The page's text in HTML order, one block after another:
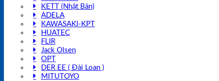
KETT (Nhật Bản)
ADELA
KAWASAKI-KPT
HUATEC
FLIR
Jack Olsen
OPT
DER EE ( Đài Loan )
MITUTOYO